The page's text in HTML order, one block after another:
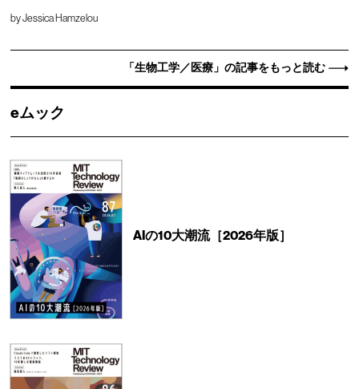
byJessica Hamzelou
「生物工学／医療」の記事をもっと読む
eムック
AIの10大潮流［2026年版］